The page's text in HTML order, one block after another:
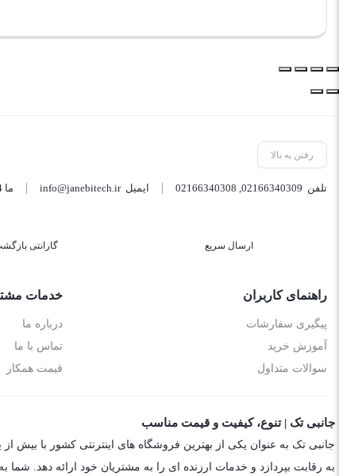
رفتن به بالا
تلفن 02166340309
,
02166340308 ایمیلinfo@janebitech.ir ما 24 ساعته 7 روز هفته پاسخگوی شما هستیم.
ارسال سریع گارانتی
راهنمای کاربران
پیگیری سفارشات
آموزش خرید
سوالات متداول
خدمات
درباره ما
تماس با ما
قیمت همکار
جانبی تک | تنوع، کیفیت و قیمت مناسب
جانبی تک به عنوان یکی از بهترین فروشگاه های اینترنتی کشور با بیش
به رقابت بپردازد و خدمات ارزنده ای را به مشتریان خود ارائه دهد.